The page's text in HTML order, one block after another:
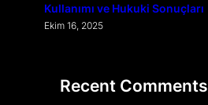
Kullanımı ve Hukuki Sonuçları
Ekim 16, 2025
Recent Comments